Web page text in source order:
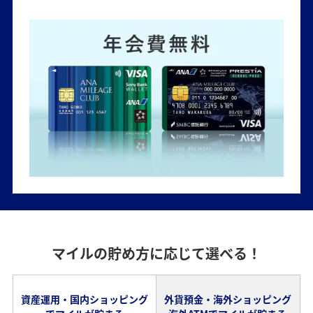
マイルの貯め方に応じて選べる！
資産運用・国内ショッピング
外貨預金・海外ショッピング